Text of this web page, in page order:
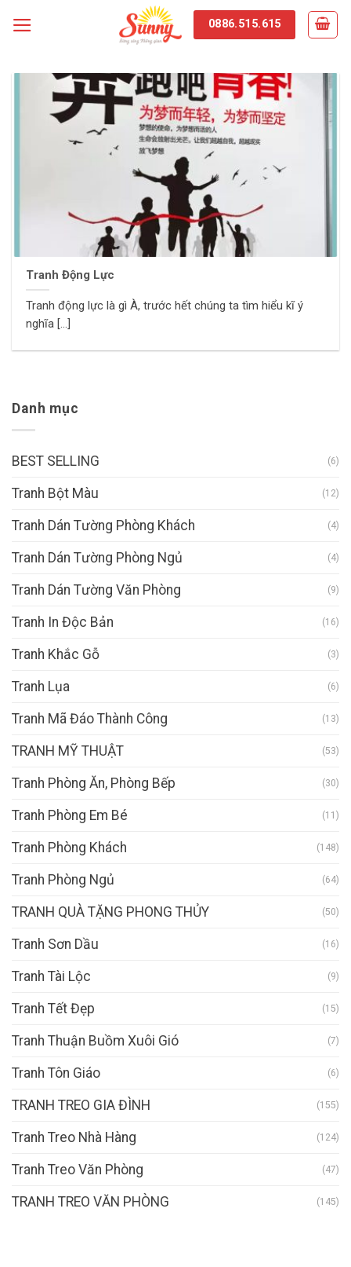
0886.515.615
Tranh Động Lực
Tranh động lực là gì À, trước hết chúng ta tìm hiểu kĩ ý
nghĩa [...]
Danh mục
BEST SELLING (6)
Tranh Bột Màu (12)
Tranh Dán Tường Phòng Khách (4)
Tranh Dán Tường Phòng Ngủ (4)
Tranh Dán Tường Văn Phòng (9)
Tranh In Độc Bản (16)
Tranh Khắc Gỗ (3)
Tranh Lụa (6)
Tranh Mã Đáo Thành Công (13)
TRANH MỸ THUẬT (53)
Tranh Phòng Ăn, Phòng Bếp (30)
Tranh Phòng Em Bé (11)
Tranh Phòng Khách (148)
Tranh Phòng Ngủ (64)
TRANH QUÀ TẶNG PHONG THỦY (50)
Tranh Sơn Dầu (16)
Tranh Tài Lộc (9)
Tranh Tết Đẹp (15)
Tranh Thuận Buồm Xuôi Gió (7)
Tranh Tôn Giáo (6)
TRANH TREO GIA ĐÌNH (155)
Tranh Treo Nhà Hàng (124)
Tranh Treo Văn Phòng (47)
TRANH TREO VĂN PHÒNG (145)